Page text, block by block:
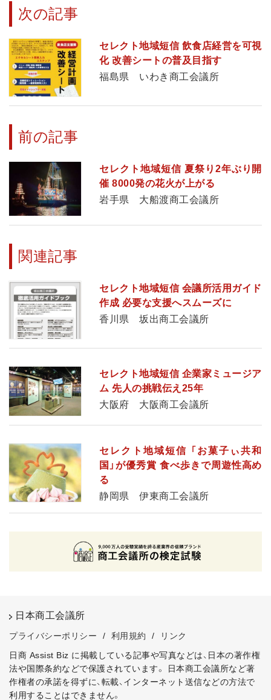
次の記事
セレクト地域短信 飲食店経営を可視
化 改善シートの普及目指す
福島県 いわき商工会議所
前の記事
セレクト地域短信 夏祭り2年ぶり開
催 8000発の花火が上がる
岩手県 大船渡商工会議所
関連記事
セレクト地域短信 会議所活用ガイド
作成 必要な支援へスムーズに
香川県 坂出商工会議所
セレクト地域短信 企業家ミュージア
ム 先人の挑戦伝え25年
大阪府 大阪商工会議所
セレクト地域短信 「お菓子ぃ共和
国」が優秀賞 食べ歩きで周遊性高め
る
静岡県 伊東商工会議所
日本商工会議所
プライバシーポリシー / 利用規約 /
リンク
日商 Assist Biz に掲載している記事や写真などは、日本の著作権
法や国際条約などで保護されています。
日本商工会議所など著
作権者の承諾を得ずに、転載、インターネット送信などの方法で
利用することはできません。